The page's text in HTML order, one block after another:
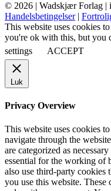
© 2026 | Wadskjær Forlag |
Handelsbetingelser|
This website uses cookies
you're ok with this, but you
settings
ACCEPT
Luk
Privacy Overview
This website uses cookies
navigate through the
are categorized as
essential for the working of
also use third-party cookies
you use this website.